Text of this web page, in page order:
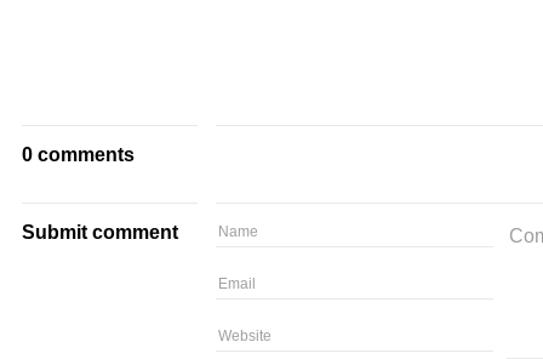
0 comments
Submit comment